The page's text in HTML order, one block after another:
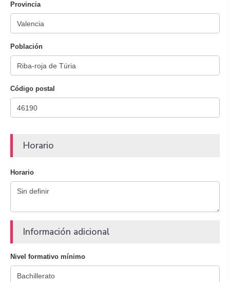
Provincia
Población
Código postal
Horario
Horario
Información adicional
Nivel formativo mínimo